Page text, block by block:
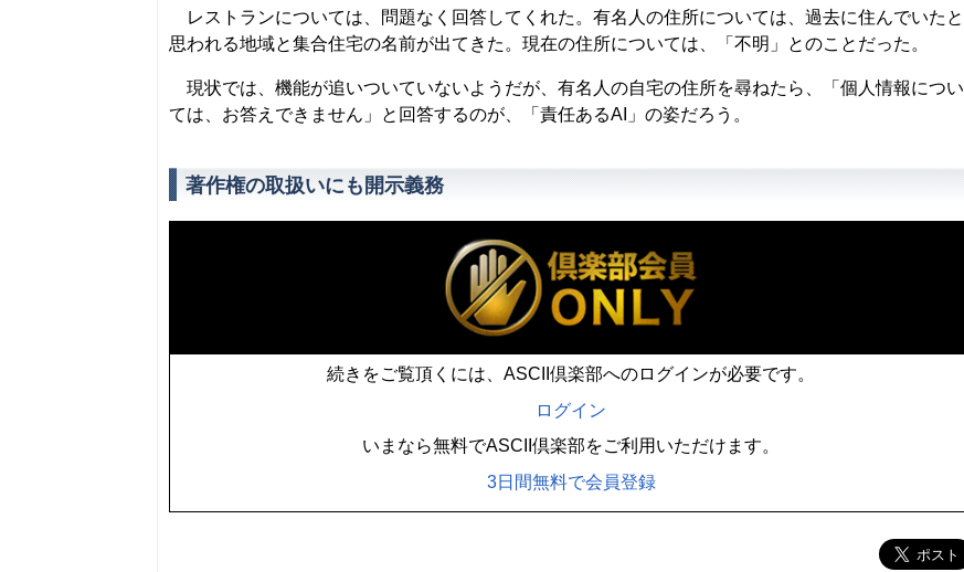
レストランについては、問題なく回答してくれた。有名人の住所については、過去に住んでいたと
思われる地域と集合住宅の名前が出てきた。現在の住所については、「不明」とのことだった。
現状では、機能が追いついていないようだが、有名人の自宅の住所を尋ねたら、「個人情報につい
ては、お答えできません」と回答するのが、「責任あるAI」の姿だろう。
著作権の取扱いにも開示義務
続きをご覧頂くには、ASCII倶楽部へのログインが必要です。
ログイン
いまなら無料でASCII倶楽部をご利用いただけます。
3日間無料で会員登録